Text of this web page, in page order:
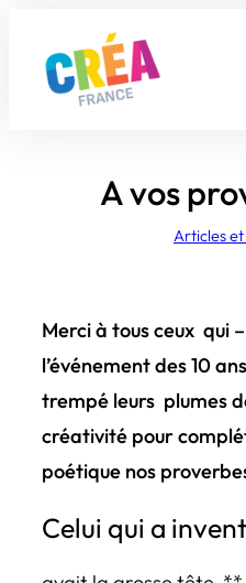
contenu
A vos
Articles
Merci à tous ceux qui
l’événement des 10
trempé leurs plumes
créativité pour
poétique nos
Celui qui a